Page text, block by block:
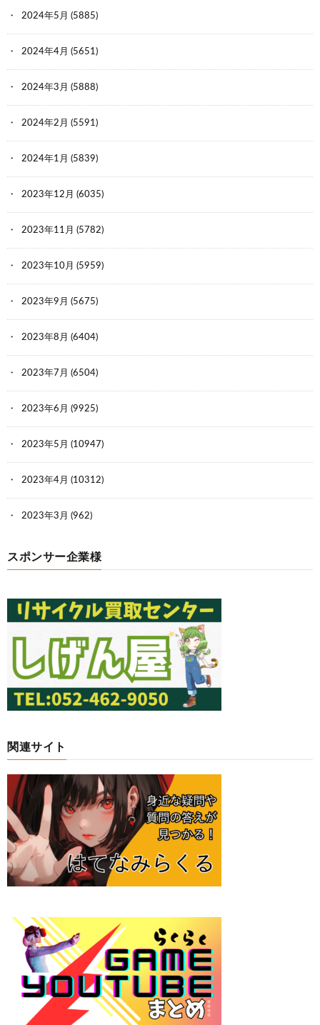
2024年5月 (5885)
2024年4月 (5651)
2024年3月 (5888)
2024年2月 (5591)
2024年1月 (5839)
2023年12月 (6035)
2023年11月 (5782)
2023年10月 (5959)
2023年9月 (5675)
2023年8月 (6404)
2023年7月 (6504)
2023年6月 (9925)
2023年5月 (10947)
2023年4月 (10312)
2023年3月 (962)
スポンサー企業様
関連サイト